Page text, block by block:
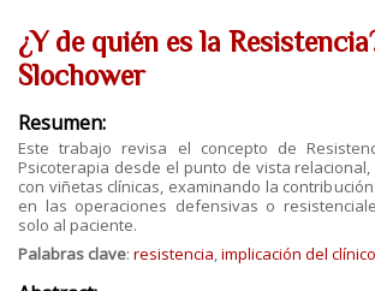
¿Y de quién es la
Slochower
Resumen:
Este trabajo revisa el concepto de
Psicoterapia desde el punto de vista
con viñetas clínicas, examinando la
en las operaciones defensivas o
solo al paciente.
Palabras clave: resistencia,implicación del